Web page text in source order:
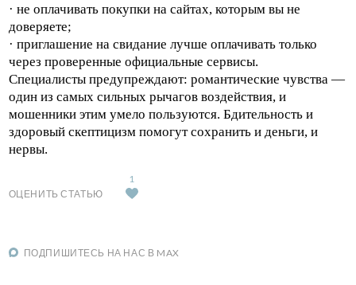
· не оплачивать покупки на сайтах, которым вы не
доверяете;
· приглашение на свидание лучше оплачивать только
через проверенные официальные сервисы.
Специалисты предупреждают: романтические чувства —
один из самых сильных рычагов воздействия, и
мошенники этим умело пользуются. Бдительность и
здоровый скептицизм помогут сохранить и деньги, и
нервы.
ОЦЕНИТЬ СТАТЬЮ
1
ПОДПИШИТЕСЬ НА НАС В MAX